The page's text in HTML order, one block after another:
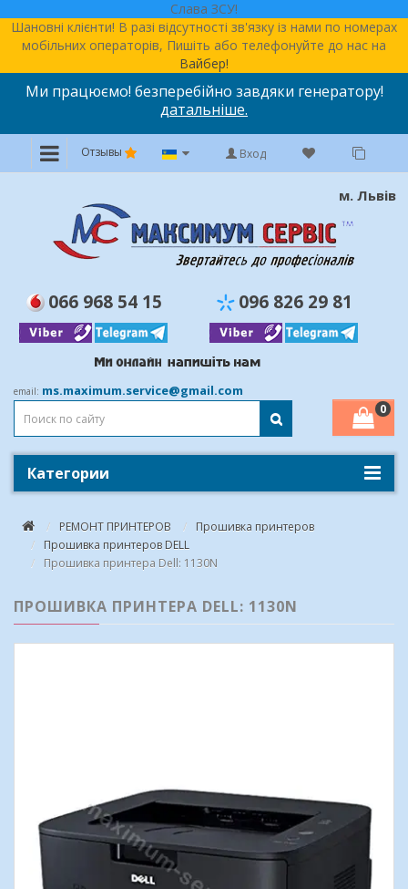
Слава ЗСУ!
Шановні клієнти! В разі відсутності зв'язку із нами по номерах
мобільних операторів, Пишіть або телефонуйте до нас на
Вайбер!
Ми працюємо! безперебійно завдяки генератору!
датальніше.
Отзывы Вход
м. Львів
066 968 54 15 096 826 29 81
email: ms.maximum.service@gmail.com
0
Категории
РЕМОНТ ПРИНТЕРОВ
Прошивка принтеров
Прошивка принтеров DELL
Прошивка принтера Dell: 1130N
ПРОШИВКА ПРИНТЕРА DELL: 1130N